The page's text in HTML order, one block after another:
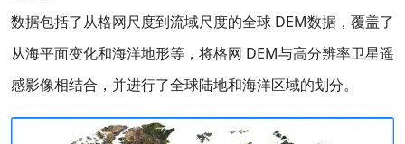
数据包括了从格网尺度到流域尺度的全球 DEM数据，覆盖了
从海平面变化和海洋地形等，将格网 DEM与高分辨率卫星遥
感影像相结合，并进行了全球陆地和海洋区域的划分。